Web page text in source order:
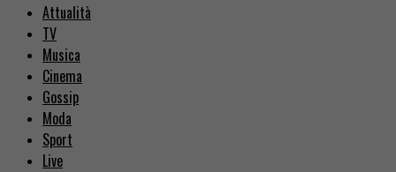
Attualità
TV
Musica
Cinema
Gossip
Moda
Sport
Live